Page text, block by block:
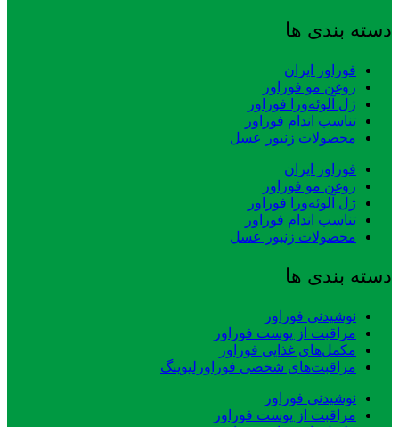
دسته بندی ها
فوراور ایران
روغن مو فوراور
ژل آلوئه‌ورا فوراور
تناسب اندام فوراور
محصولات زنبور عسل
فوراور ایران
روغن مو فوراور
ژل آلوئه‌ورا فوراور
تناسب اندام فوراور
محصولات زنبور عسل
دسته بندی ها
نوشیدنی فوراور
مراقبت از پوست فوراور
مکمل‌های غذایی فوراور
مراقبت‌های شخصی فوراورلیوینگ
نوشیدنی فوراور
مراقبت از پوست فوراور